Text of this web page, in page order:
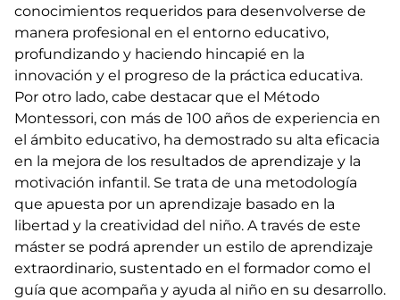
conocimientos requeridos para desenvolverse de
manera profesional en el entorno educativo,
profundizando y haciendo hincapié en la
innovación y el progreso de la práctica educativa.
Por otro lado, cabe destacar que el Método
Montessori, con más de 100 años de experiencia en
el ámbito educativo, ha demostrado su alta eficacia
en la mejora de los resultados de aprendizaje y la
motivación infantil. Se trata de una metodología
que apuesta por un aprendizaje basado en la
libertad y la creatividad del niño. A través de este
máster se podrá aprender un estilo de aprendizaje
extraordinario, sustentado en el formador como el
guía que acompaña y ayuda al niño en su desarrollo.